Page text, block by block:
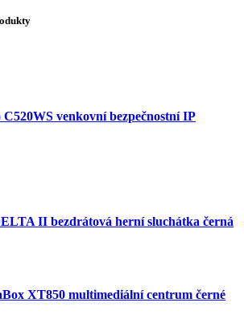
venkovní bezpečnostní IP
II bezdrátová herní sluchátka černá
XT850 multimediální centrum černé